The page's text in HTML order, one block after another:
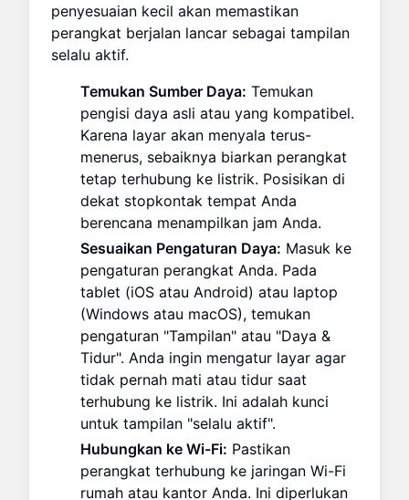
penyesuaian kecil akan memastikan
perangkat berjalan lancar sebagai tampilan
selalu aktif.
Temukan Sumber Daya: Temukan
pengisi daya asli atau yang kompatibel.
Karena layar akan menyala terus-
menerus, sebaiknya biarkan perangkat
tetap terhubung ke listrik. Posisikan di
dekat stopkontak tempat Anda
berencana menampilkan jam Anda.
Sesuaikan Pengaturan Daya: Masuk ke
pengaturan perangkat Anda. Pada
tablet (iOS atau Android) atau laptop
(Windows atau macOS), temukan
pengaturan "Tampilan" atau "Daya &
Tidur". Anda ingin mengatur layar agar
tidak pernah mati atau tidur saat
terhubung ke listrik. Ini adalah kunci
untuk tampilan "selalu aktif".
Hubungkan ke Wi-Fi: Pastikan
perangkat terhubung ke jaringan Wi-Fi
rumah atau kantor Anda. Ini diperlukan